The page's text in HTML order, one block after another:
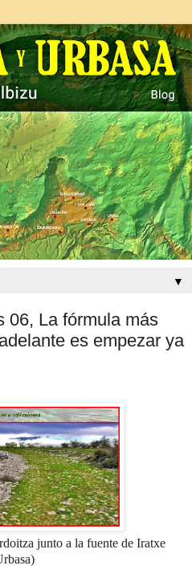
▼
06, La fórmula más
es empezar ya
junto a la fuente de Iratxe